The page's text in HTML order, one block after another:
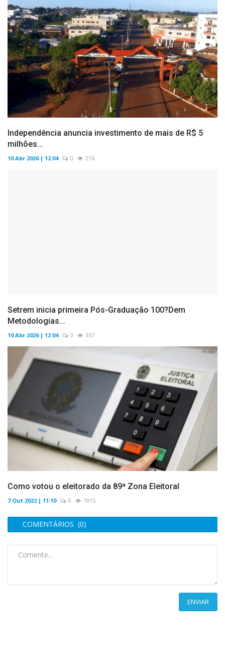
Independência anuncia investimento de mais de R$ 5
milhões...
10 Abr 2026 | 12:04 0 216
Setrem inicia primeira Pós-Graduação 100?Dem
Metodologias...
10 Abr 2026 | 12:04 0 357
Como votou o eleitorado da 89ª Zona Eleitoral
7 Out 2022 | 11:10 0 1915
COMENTÁRIOS (0)
ENVIAR